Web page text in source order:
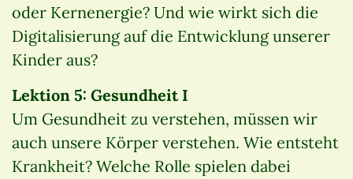
oder Kernenergie? Und wie wirkt sich die
Digitalisierung auf die Entwicklung unserer
Kinder aus?
Lektion 5: Gesundheit I
Um Gesundheit zu verstehen, müssen wir
auch unsere Körper verstehen. Wie entsteht
Krankheit? Welche Rolle spielen dabei